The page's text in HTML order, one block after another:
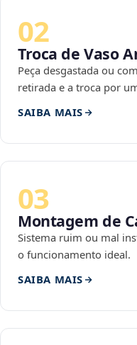
02
Troca de Vaso
Peça desgastada ou
retirada e a troca por
SAIBA MAIS
03
Montagem de
Sistema ruim ou mal
o funcionamento ideal.
SAIBA MAIS